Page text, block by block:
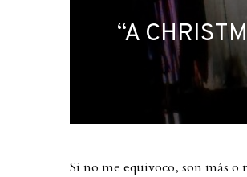
“A
Si no me equivoco, son más o